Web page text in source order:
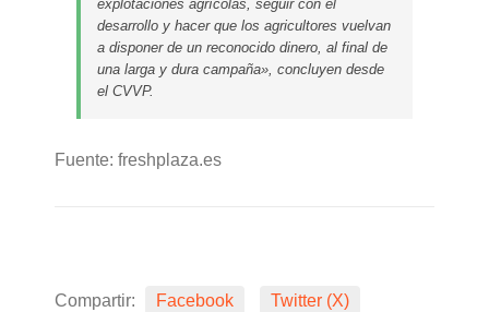
explotaciones agrícolas, seguir con el
desarrollo y hacer que los agricultores vuelvan
a disponer de un reconocido dinero, al final de
una larga y dura campaña», concluyen desde
el CVVP.
Fuente: freshplaza.es
Compartir: Facebook
Twitter (X)